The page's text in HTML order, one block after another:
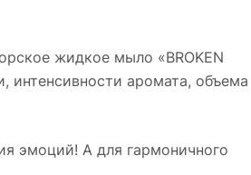
жидкое мыло «BROKEN
интенсивности аромата, объема
эмоций! А для гармоничного